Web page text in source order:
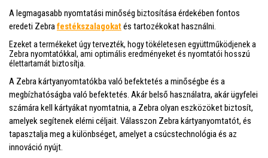
A legmagasabb nyomtatási minőség biztosítása érdekében fontos
eredeti Zebrafestékszalagokatés tartozékokat használni.
Ezeket a termékeket úgy tervezték, hogy tökéletesen együttműködjenek a
Zebra nyomtatókkal, ami optimális eredményeket és nyomtatói hosszú
élettartamát biztosítja.
A Zebra kártyanyomtatókba való befektetés a minőségbe és a
megbízhatóságba való befektetés. Akár belső használatra, akár ügyfelei
számára kell kártyákat nyomtatnia, a Zebra olyan eszközöket biztosít,
amelyek segítenek elérni céljait. Válasszon Zebra kártyanyomtatót, és
tapasztalja meg a különbséget, amelyet a csúcstechnológia és az
innováció nyújt.